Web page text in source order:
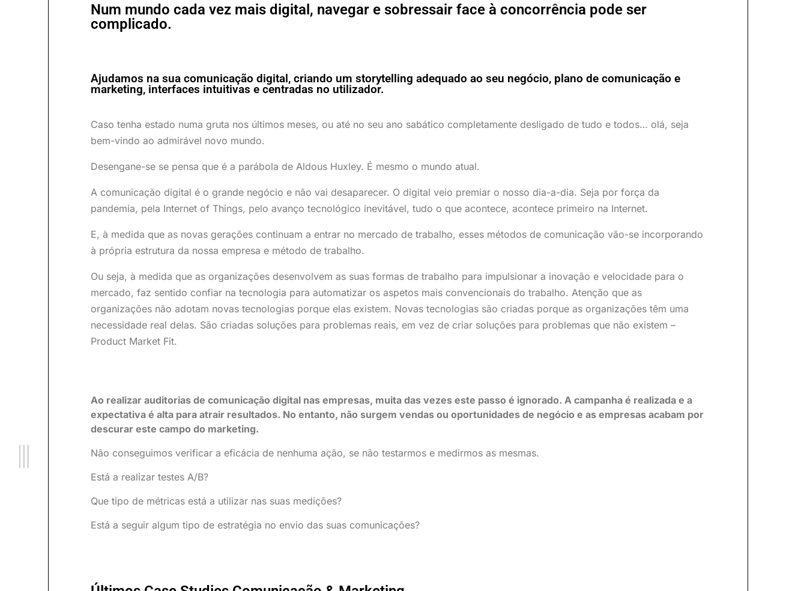
Num mundo cada vez mais digital, navegar e sobressair face à concorrência pode ser
complicado.
Ajudamos na sua comunicação digital, criando um storytelling adequado ao seu negócio, plano de comunicação e
marketing, interfaces intuitivas e centradas no utilizador.
Caso tenha estado numa gruta nos últimos meses, ou até no seu ano sabático completamente desligado de tudo e todos… olá, seja
bem-vindo ao admirável novo mundo.
Desengane-se se pensa que é a parábola de Aldous Huxley. É mesmo o mundo atual.
A comunicação digital é o grande negócio e não vai desaparecer. O digital veio premiar o nosso dia-a-dia. Seja por força da
pandemia, pela Internet of Things, pelo avanço tecnológico inevitável, tudo o que acontece, acontece primeiro na Internet.
E, à medida que as novas gerações continuam a entrar no mercado de trabalho, esses métodos de comunicação vão-se incorporando
à própria estrutura da nossa empresa e método de trabalho.
Ou seja, à medida que as organizações desenvolvem as suas formas de trabalho para impulsionar a inovação e velocidade para o
mercado, faz sentido confiar na tecnologia para automatizar os aspetos mais convencionais do trabalho. Atenção que as
organizações não adotam novas tecnologias porque elas existem. Novas tecnologias são criadas porque as organizações têm uma
necessidade real delas. São criadas soluções para problemas reais, em vez de criar soluções para problemas que não existem –
Product Market Fit.
Ao realizar auditorias de comunicação digital nas empresas, muita das vezes este passo é ignorado. A campanha é realizada e a
expectativa é alta para atrair resultados. No entanto, não surgem vendas ou oportunidades de negócio e as empresas acabam por
descurar este campo do marketing.
Não conseguimos verificar a eficácia de nenhuma ação, se não testarmos e medirmos as mesmas.
Está a realizar testes A/B?
Que tipo de métricas está a utilizar nas suas medições?
Está a seguir algum tipo de estratégia no envio das suas comunicações?